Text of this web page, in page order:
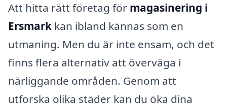
Att hitta rätt företag för magasinering i
Ersmark kan ibland kännas som en
utmaning. Men du är inte ensam, och det
finns flera alternativ att överväga i
närliggande områden. Genom att
utforska olika städer kan du öka dina